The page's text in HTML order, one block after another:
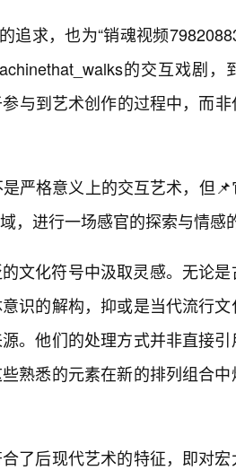
追求，也为“销魂视频
的交互戏剧，
与到艺术创作的过程中，而
严格意义上的交互艺术，但
，进行一场感官的探索与情感
文化符号中汲取灵感。无论
识的解构，抑或是当代流行
。他们的处理方式并非直接
熟悉的元素在新的排列组合
了后现代艺术的特征，即对